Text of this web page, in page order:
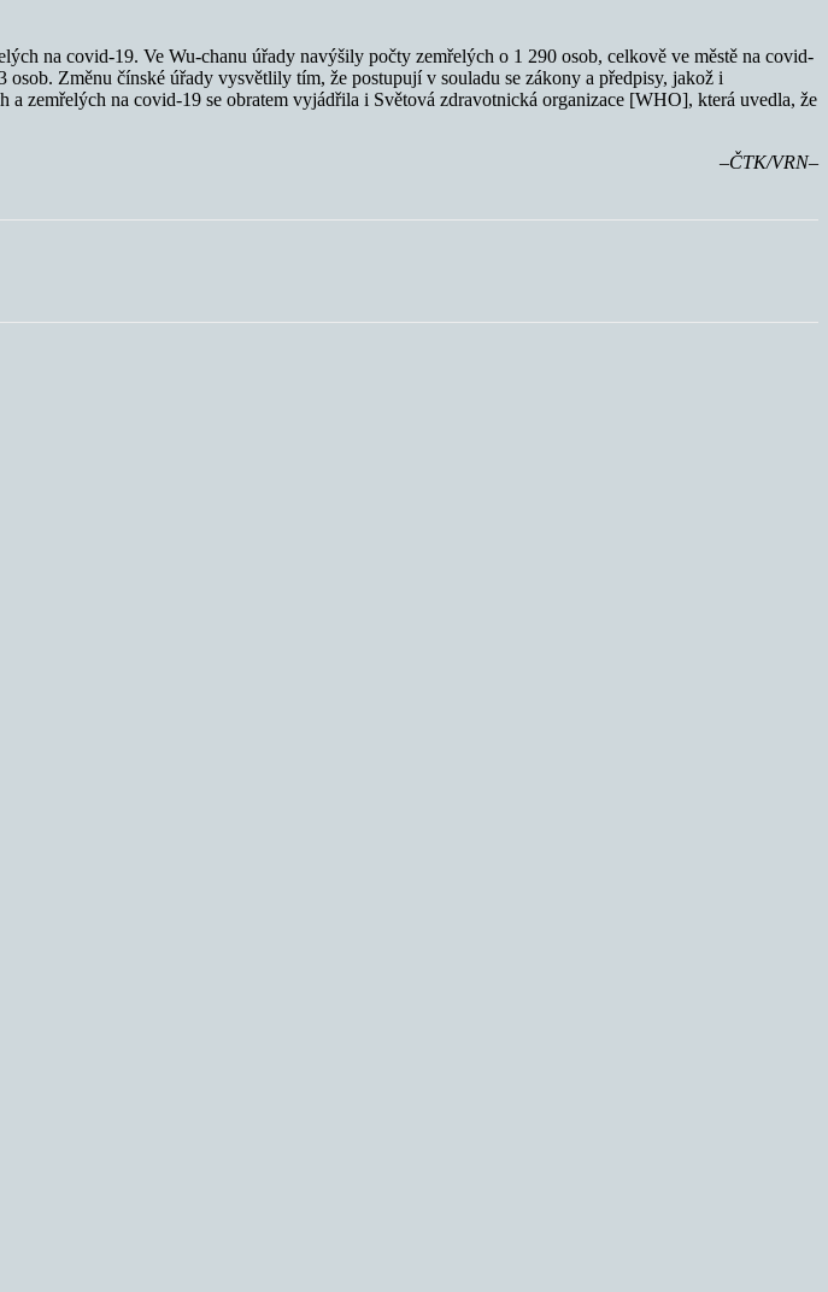
na covid-19. Ve Wu-chanu úřady navýšily počty zemřelých o 1 290 osob, celkově ve městě na covid-
Změnu čínské úřady vysvětlily tím, že postupují v souladu se zákony a předpisy, jakož i
zemřelých na covid-19 se obratem vyjádřila i Světová zdravotnická organizace [WHO], která uvedla, že
–ČTK/VRN–